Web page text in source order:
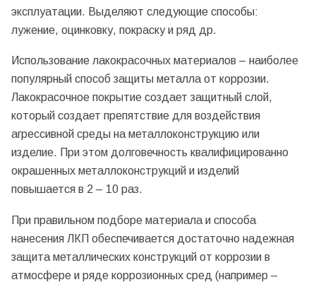
эксплуатации. Выделяют следующие способы:
лужение, оцинковку, покраску и ряд др.
Использование лакокрасочных материалов – наиболее
популярный способ защиты металла от коррозии.
Лакокрасочное покрытие создает защитный слой,
который создает препятствие для воздействия
агрессивной среды на металлоконструкцию или
изделие. При этом долговечность квалифицированно
окрашенных металлоконструкций и изделий
повышается в 2 – 10 раз.
При правильном подборе материала и способа
нанесения ЛКП обеспечивается достаточно надежная
защита металлических конструкций от коррозии в
атмосфере и ряде коррозионных сред (например –